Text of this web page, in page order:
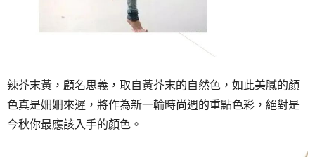
辣芥末黃，顧名思義，取自黃芥末的自然色，如此美膩的顏
色真是姍姍來遲，將作為新一輪時尚週的重點色彩，絕對是
今秋你最應該入手的顏色。